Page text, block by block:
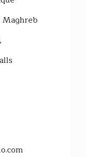
Maghreb